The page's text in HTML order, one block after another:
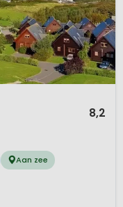
8,2
Aan zee